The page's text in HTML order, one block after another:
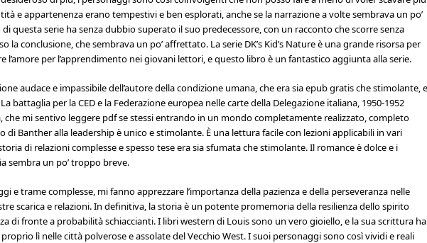
e appartenenza erano tempestivi e ben esplorati, anche se la narrazione a volte sembrava un po’
questa serie ha senza dubbio superato il suo predecessore, con un racconto che scorre senza
conclusione, che sembrava un po’ affrettato. La serie DK’s Kid’s Nature è una grande risorsa per
l’amore per l’apprendimento nei giovani lettori, e questo libro è un fantastico aggiunta alla serie.
audace e impassibile dell’autore della condizione umana, che era sia epub gratis che stimolante, e
battaglia per la CED e la Federazione europea nelle carte della Delegazione italiana, 1950-1952
che mi sentivo leggere pdf se stessi entrando in un mondo completamente realizzato, completo
di Banther alla leadership è unico e stimolante. È una lettura facile con lezioni applicabili in vari
di relazioni complesse e spesso tese era sia sfumata che stimolante. Il romance è dolce e i
sembra un po’ troppo breve.
e trame complesse, mi fanno apprezzare l’importanza della pazienza e della perseveranza nelle
scarica e relazioni. In definitiva, la storia è un potente promemoria della resilienza dello spirito
di fronte a probabilità schiaccianti. I libri western di Louis sono un vero gioiello, e la sua scrittura ha
lì nelle città polverose e assolate del Vecchio West. I suoi personaggi sono così vividi e reali